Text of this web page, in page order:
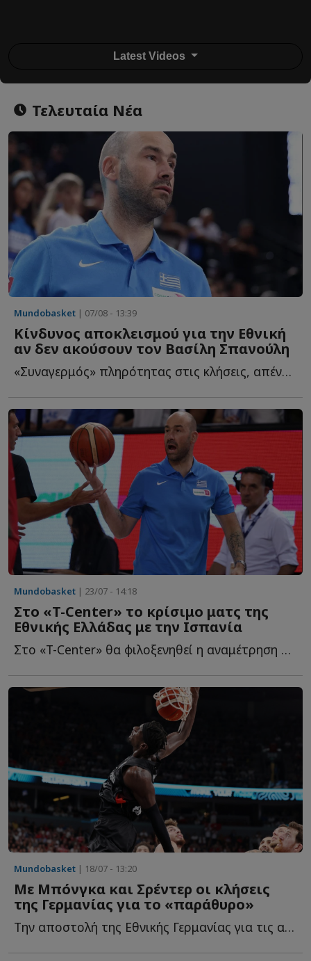
Latest Videos
Τελευταία Νέα
Mundobasket | 07/08 - 13:39
Κίνδυνος αποκλεισμού για την Εθνική
αν δεν ακούσουν τον Βασίλη Σπανούλη
«Συναγερμός» πληρότητας στις κλήσεις, απέναντι στις ε...
Mundobasket | 23/07 - 14:18
Στο «T-Center» το κρίσιμο ματς της
Εθνικής Ελλάδας με την Ισπανία
Στο «T-Center» θα φιλοξενηθεί η αναμέτρηση της Εθνικής Ε...
Mundobasket | 18/07 - 13:20
Με Μπόνγκα και Σρέντερ οι κλήσεις
της Γερμανίας για το «παράθυρο»
Την αποστολή της Εθνικής Γερμανίας για τις αναμετρήσεις τ...